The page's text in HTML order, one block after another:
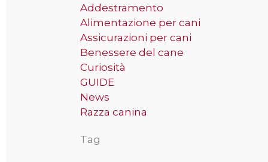
Addestramento
Alimentazione per cani
Assicurazioni per cani
Benessere del cane
Curiosità
GUIDE
News
Razza canina
Tag